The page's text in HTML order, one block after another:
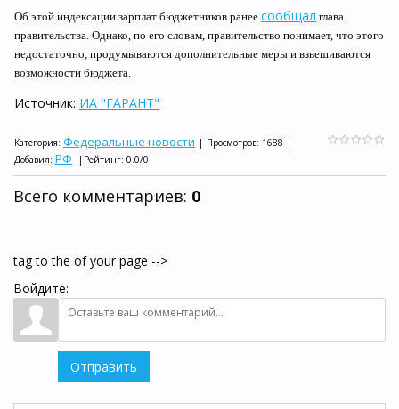
Об этой индексации зарплат бюджетников ранее сообщал глава
правительства. Однако, по его словам, правительство понимает, что этого
недостаточно, продумываются дополнительные меры и взвешиваются
возможности бюджета.
Источник: ИА "ГАРАНТ"
Категория: Федеральные новости | Просмотров: 1688 |
Добавил: РФ | Рейтинг: 0.0/0
Всего комментариев: 0
tag to the of your page -->
Войдите:
Отправить